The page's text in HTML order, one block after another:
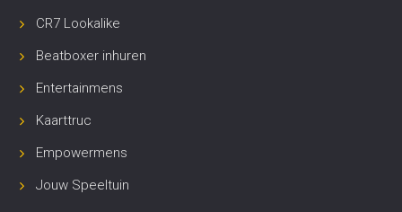
CR7 Lookalike
Beatboxer inhuren
Entertainmens
Kaarttruc
Empowermens
Jouw Speeltuin